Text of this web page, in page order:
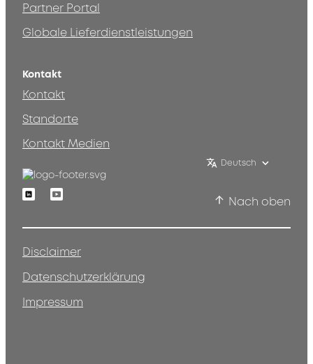
Partner Portal
Globale Lieferdienstleistungen
Kontakt
Kontakt
Standorte
Kontakt Medien
Deutsch
LinkedinYoutube
Nach oben
Disclaimer
Datenschutzerklärung
Impressum